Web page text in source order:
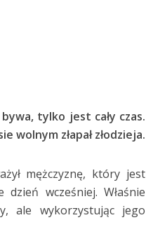
tylko jest cały czas.
wolnym złapał złodzieja.
mężczyznę, który jest
wcześniej. Właśnie
ale wykorzystując jego